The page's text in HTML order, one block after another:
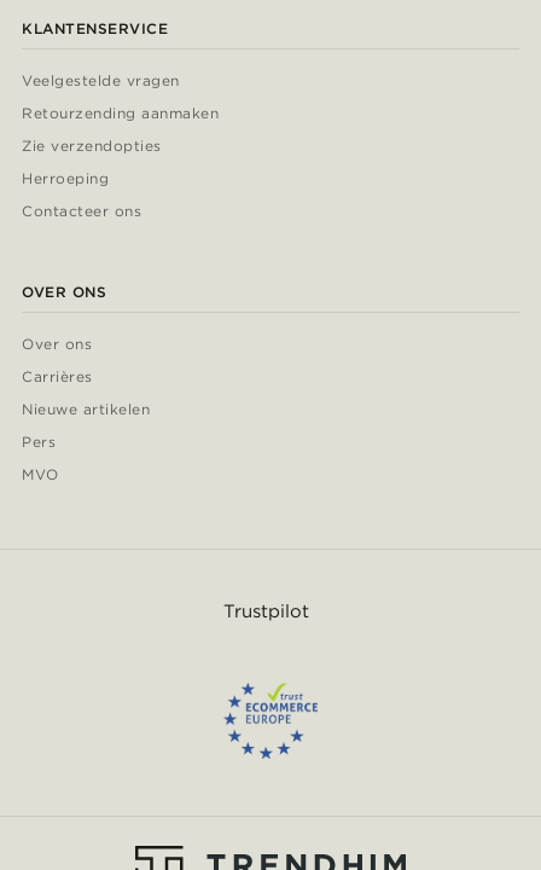
KLANTENSERVICE
Veelgestelde vragen
Retourzending aanmaken
Zie verzendopties
Herroeping
Contacteer ons
OVER ONS
Over ons
Carrières
Nieuwe artikelen
Pers
MVO
Trustpilot